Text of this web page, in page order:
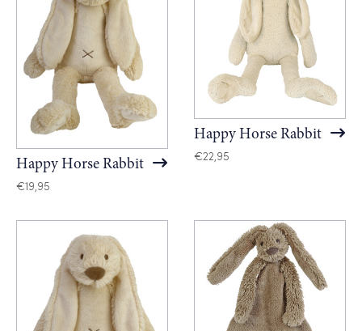
Happy Horse Rabbit
€19,95
Happy Horse Rabbit
€22,95